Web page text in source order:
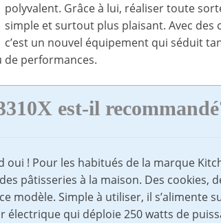
polyvalent. Grâce à lui, réaliser toute
simple et surtout plus plaisant. Avec des
c’est un nouvel équipement qui séduit
de performances.
est-il
! Pour les habitués de la marque
pâtisseries à la maison. Des cookies,
modèle. Simple à utiliser, il s’alimente
électrique qui déploie 250 watts de